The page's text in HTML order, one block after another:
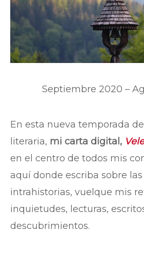
Septiembre 2020 –
En esta nueva temporada
literaria, mi carta digital,
en el centro de todos mis
aquí donde escriba sobre
intrahistorias, vuelque mis
inquietudes, lecturas,
descubrimientos.